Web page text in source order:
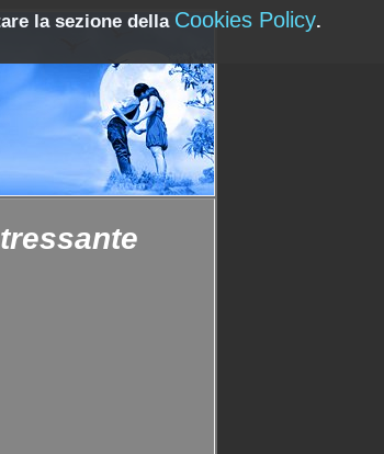
la sezione della Cookies Policy.